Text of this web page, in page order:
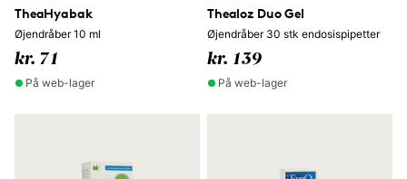
TheaHyabak
Øjendråber 10 ml
kr. 71
På web-lager
Thealoz Duo Gel
Øjendråber 30 stk endosispipetter
kr. 139
På web-lager